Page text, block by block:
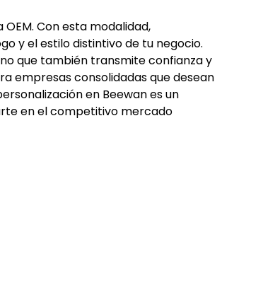
Con esta modalidad,
y el estilo distintivo de tu negocio.
que también transmite confianza y
empresas consolidadas que desean
en Beewan es un
en el competitivo mercado